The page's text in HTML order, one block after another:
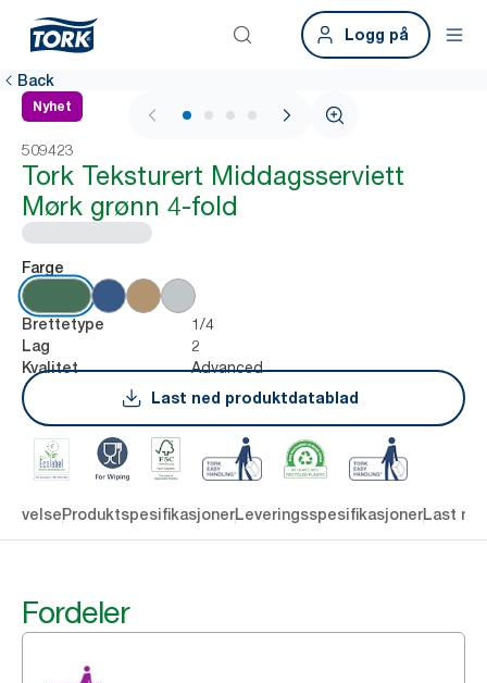
Logg på
Back
Nyhet
1 / 4
509423
Tork Teksturert Middagsserviett
Mørk grønn 4-fold
Farge
Brettetype 1/4
Lag 2
Kvalitet
Advanced
Last ned produktdatablad
ProduktspesifikasjonerLeveringsspesifikasjonerLast
Fordeler